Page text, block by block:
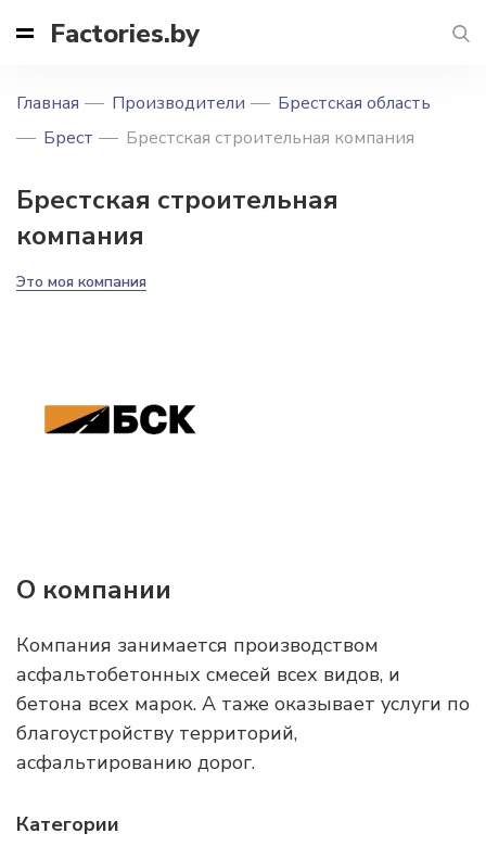
Factories.by
Главная Производители
Брестская область
Брест
Брестская строительная компания
Брестская строительная
компания
Это моя компания
О компании
Компания занимается производством
асфальтобетонных смесей всех видов, и
бетона всех марок. А таже оказывает услуги по
благоустройству территорий,
асфальтированию дорог.
Категории